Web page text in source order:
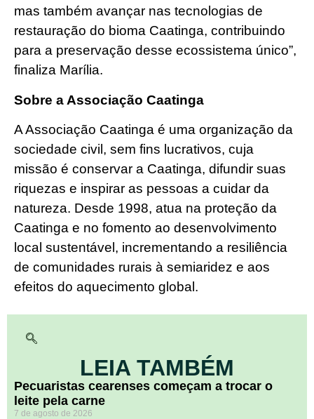
mas também avançar nas tecnologias de
restauração do bioma Caatinga, contribuindo
para a preservação desse ecossistema único”,
finaliza Marília.
Sobre a Associação Caatinga
A Associação Caatinga é uma organização da
sociedade civil, sem fins lucrativos, cuja
missão é conservar a Caatinga, difundir suas
riquezas e inspirar as pessoas a cuidar da
natureza. Desde 1998, atua na proteção da
Caatinga e no fomento ao desenvolvimento
local sustentável, incrementando a resiliência
de comunidades rurais à semiaridez e aos
efeitos do aquecimento global.
LEIA TAMBÉM
Pecuaristas cearenses começam a trocar o
leite pela carne
7 de agosto de 2026